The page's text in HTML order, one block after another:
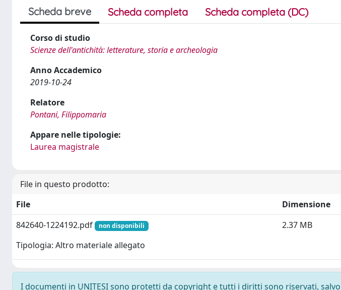
Scheda breve Scheda completa Scheda completa (DC)
Corso di studio
Scienze dell'antichità: letterature, storia e archeologia
Anno Accademico
2019-10-24
Relatore
Pontani, Filippomaria
Appare nelle tipologie:
Laurea magistrale
File in questo prodotto:
File
Dimensione
842640-1224192.pdf
non disponibili
Tipologia: Altro materiale allegato
2.37 MB
I documenti in UNITESI sono protetti da copyright e tutti i diritti sono riservati,